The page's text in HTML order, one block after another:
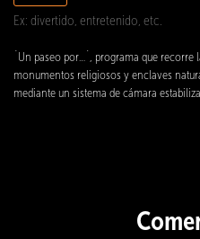
Ex: divertido, entretenido, etc.
`Un paseo por…´, programa que
monumentos religiosos y enclaves
mediante un sistema de cámara